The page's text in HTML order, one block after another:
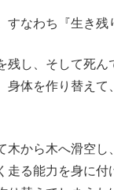
なわち『生き残
し、そして死ん
身体を作り替え
から木へ滑空し
る能力を身に